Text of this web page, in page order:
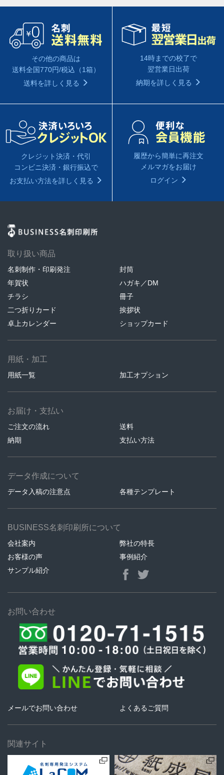
その他の商品は
送料全国770円/税込（1箱）
送料を詳しく見る
14時までの校了で
翌営業日出荷
納期を詳しく見る
クレジット決済・代引
コンビニ決済・銀行振込で
お支払い方法を詳しく見る
履歴から簡単に再注文
メルマガをお届け
ログイン
取り扱い商品
名刺制作・印刷発注
封筒
年賀状
ハガキ／DM
チラシ
冊子
二つ折りカード
挨拶状
卓上カレンダー
ショップカード
用紙・加工
用紙一覧 加工オプション
お届け・支払い
ご注文の流れ
送料
納期
支払い方法
データ作成について
データ入稿の注意点 各種テンプレート
BUSINESS名刺印刷所について
会社案内
弊社の特長
お客様の声
事例紹介
サンプル紹介
お問い合わせ
メールでお問い合わせ よくあるご質問
関連サイト